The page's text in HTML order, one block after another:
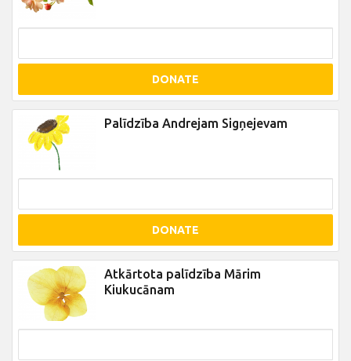
DONATE
Palīdzība Andrejam Sigņejevam
DONATE
Atkārtota palīdzība Mārim
Kiukucānam